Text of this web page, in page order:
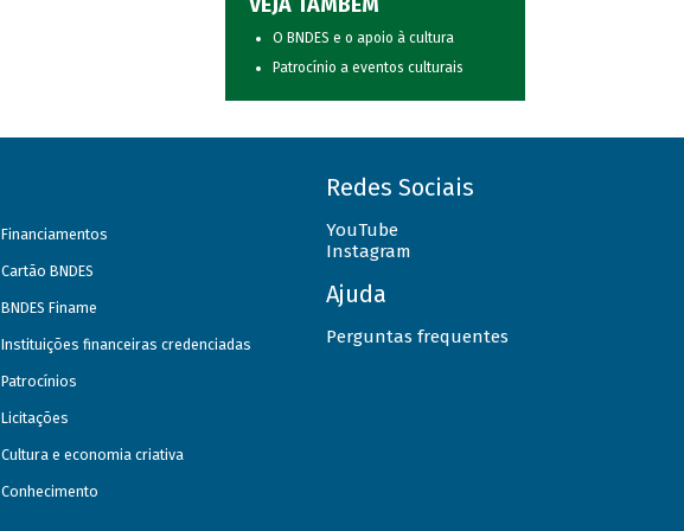
VEJA TAMBÉM
O BNDES e o apoio à cultura
Patrocínio a eventos culturais
Financiamentos
Cartão BNDES
BNDES Finame
Instituições financeiras credenciadas
Patrocínios
Licitações
Cultura e economia criativa
Conhecimento
Redes Sociais
YouTube
Instagram
Ajuda
Perguntas frequentes